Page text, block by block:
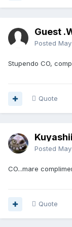
Guest
Posted
Stupendo CO,
Quote
Kuyashii
Posted
CO...mare
Quote